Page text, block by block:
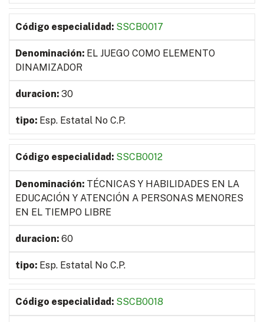
SSCB0017
EL JUEGO COMO ELEMENTO
DINAMIZADOR
30
Esp. Estatal No C.P.
SSCB0012
TÉCNICAS Y HABILIDADES EN LA
EDUCACIÓN Y ATENCIÓN A PERSONAS MENORES
EN EL TIEMPO LIBRE
60
Esp. Estatal No C.P.
SSCB0018